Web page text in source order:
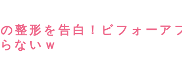
整形を告白！ビフォーア
ないｗ